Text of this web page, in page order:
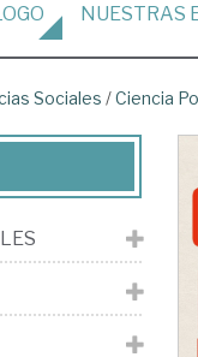
NUESTRAS
Sociales /Ciencia